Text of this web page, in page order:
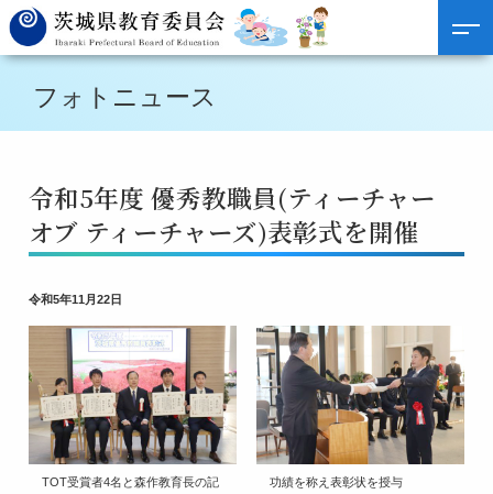
フォトニュース
令和5年度 優秀教職員(ティーチャー
オブ ティーチャーズ)表彰式を開催
令和5年11月22日
TOT受賞者4名と森作教育長の記
功績を称え表彰状を授与